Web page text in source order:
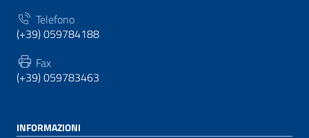
Telefono
(+39) 059784188
Fax
(+39) 059783463
INFORMAZIONI